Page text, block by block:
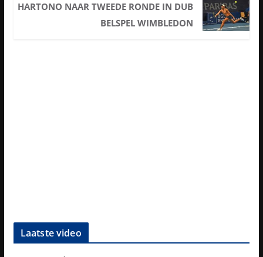
HARTONO NAAR TWEEDE RONDE IN DUB
BELSPEL WIMBLEDON
Laatste video